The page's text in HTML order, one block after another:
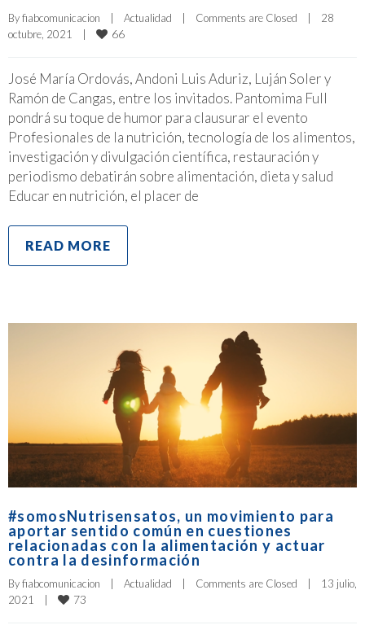
By fiabcomunicacion Actualidad Comments are Closed
28
octubre, 2021
66
José María Ordovás, Andoni Luis Aduriz, Luján Soler y
Ramón de Cangas, entre los invitados. Pantomima Full
pondrá su toque de humor para clausurar el evento
Profesionales de la nutrición, tecnología de los alimentos,
investigación y divulgación científica, restauración y
periodismo debatirán sobre alimentación, dieta y salud
Educar en nutrición, el placer de
READ MORE
#somosNutrisensatos, un movimiento para
aportar sentido común en cuestiones
relacionadas con la alimentación y actuar
contra la desinformación
By fiabcomunicacion | Actualidad | Comments are Closed |
13 julio,
2021
| 73